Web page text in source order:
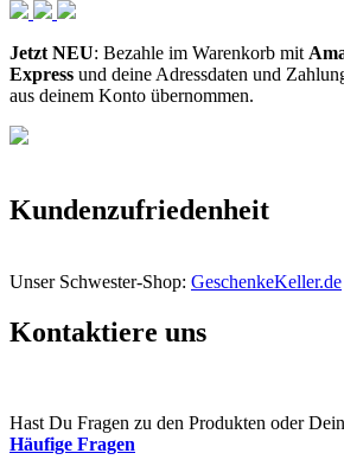
Jetzt NEU: Bezahle im Warenkorb mit
Express und deine Adressdaten und
aus deinem Konto übernommen.
Kundenzufriedenheit
Unser Schwester-Shop: GeschenkeKeller.de
Kontaktiere uns
Hast Du Fragen zu den Produkten oder
Häufige Fragen